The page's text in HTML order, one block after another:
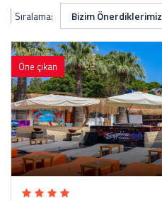
Sıralama:
Bizim Önerdiklerimiz
Öne çıkan